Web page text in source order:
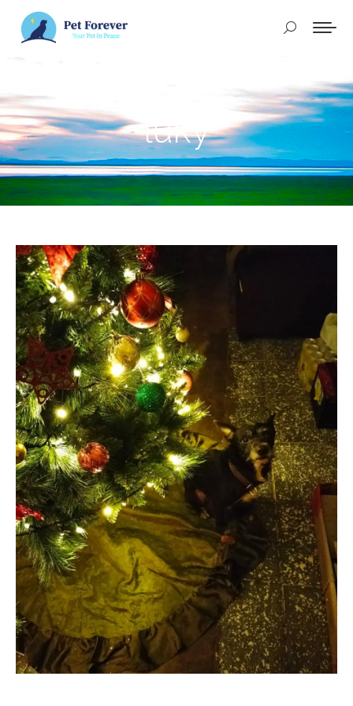
Buscar:
luky